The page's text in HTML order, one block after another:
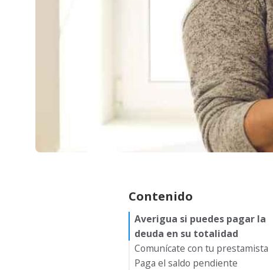
Contenido
Averigua si puedes pagar la
deuda en su totalidad
Comunícate con tu prestamista
Paga el saldo pendiente